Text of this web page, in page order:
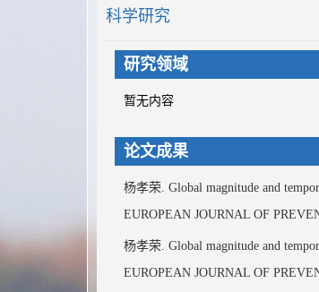
科学研究
研究领域
暂无内容
论文成果
杨孝荣. Global magnitude and
EUROPEAN JOURNAL OF
杨孝荣. Global magnitude and
EUROPEAN JOURNAL OF